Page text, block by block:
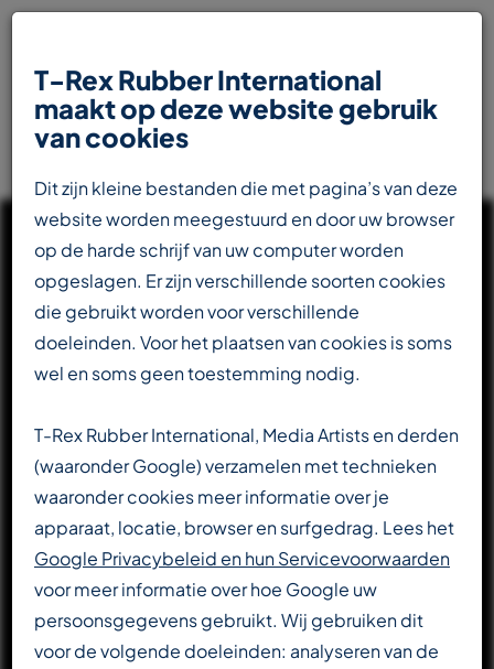
UW INTERNATIONALE
PARTNER IN DE
Totaalleverancier voor de transportbandenindustrie
DOWNLOAD CATALOGUS
LEES VERDER OVER T-REX
T-Rex Rubber International
maakt op deze website gebruik
van cookies
Dit zijn kleine bestanden die met pagina’s van deze
website worden meegestuurd en door uw browser
op de harde schrijf van uw computer worden
opgeslagen. Er zijn verschillende soorten cookies
die gebruikt worden voor verschillende
doeleinden. Voor het plaatsen van cookies is soms
wel en soms geen toestemming nodig.
T-Rex Rubber International, Media Artists en derden
(waaronder Google) verzamelen met technieken
waaronder cookies meer informatie over je
apparaat, locatie, browser en surfgedrag. Lees het
Google Privacybeleid en hun Servicevoorwaarden
voor meer informatie over hoe Google uw
persoonsgegevens gebruikt. Wij gebruiken dit
voor de volgende doeleinden: analyseren van de